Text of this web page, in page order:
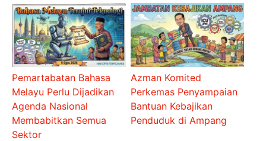
Pemartabatan Bahasa
Melayu Perlu Dijadikan
Agenda Nasional
Membabitkan Semua
Sektor
Azman Komited
Perkemas Penyampaian
Bantuan Kebajikan
Penduduk di Ampang